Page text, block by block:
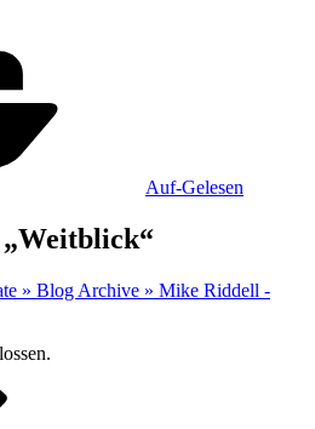
Auf-Gelesen
» Blog Archive » Mike Riddell -